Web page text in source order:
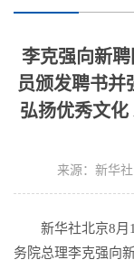
李克强向新
员颁发聘书并
弘扬优秀文
来源：新华
新华社北京8月
务院总理李克强向